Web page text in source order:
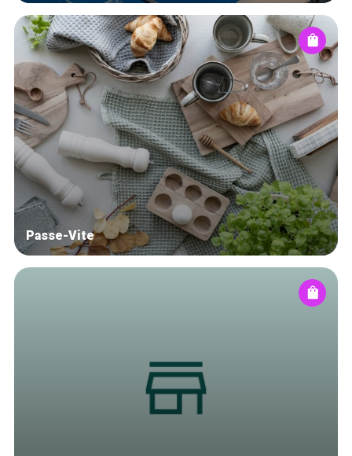
Home
Our top picks
Neighborhoods
Blog
Tops 10
Brussels Knowhow
About us
Passe-Vite